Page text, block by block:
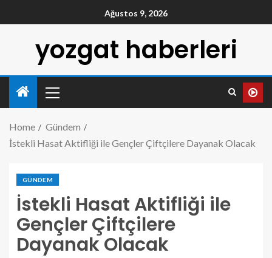
Ağustos 9, 2026
yozgat haberleri
Home
Gündem
İstekli Hasat Aktifliği ile Gençler Çiftçilere Dayanak Olacak
GÜNDEM
İstekli Hasat Aktifliği ile
Gençler Çiftçilere
Dayanak Olacak